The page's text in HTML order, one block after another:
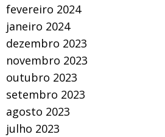
fevereiro 2024
janeiro 2024
dezembro 2023
novembro 2023
outubro 2023
setembro 2023
agosto 2023
julho 2023